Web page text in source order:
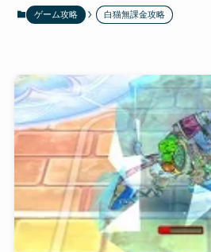
ゲーム攻略 白猫無課金攻略